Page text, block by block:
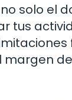
solo el
tus
margen